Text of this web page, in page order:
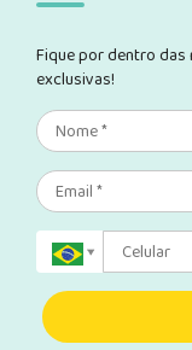
Fique por dentro
exclusivas!